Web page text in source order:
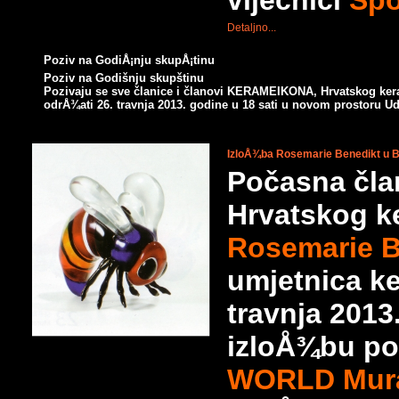
Detaljno...
Poziv na GodiÅ¡nju skupÅ¡tinu
Poziv na Godišnju skupštinu
Pozivaju se sve članice i članovi KERAMEIKONA, Hrvatskog
odrÅ¾ati 26. travnja 2013. godine u 18 sati u novom prostoru
IzloÅ¾ba Rosemarie Benedikt u
Počasna
Hrvatskog
Rosemarie
umjetnica
travnja
izloÅ¾bu
WORLD